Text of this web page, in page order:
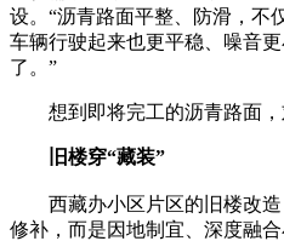
设。“沥青路面平整、防滑，不
车辆行驶起来也更平稳、噪音
了。”
想到即将完工的沥青路面，
旧楼穿“藏装”
西藏办小区片区的旧楼改造
修补，而是因地制宜、深度融